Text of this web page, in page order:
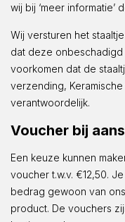
wij bij ‘meer informatie’
Wij versturen het
dat deze
voorkomen dat de
verzending,
verantwoordelijk.
Voucher bij
Een keuze kunnen
voucher t.w.v. €12,50.
bedrag gewoon van
product. De vouchers